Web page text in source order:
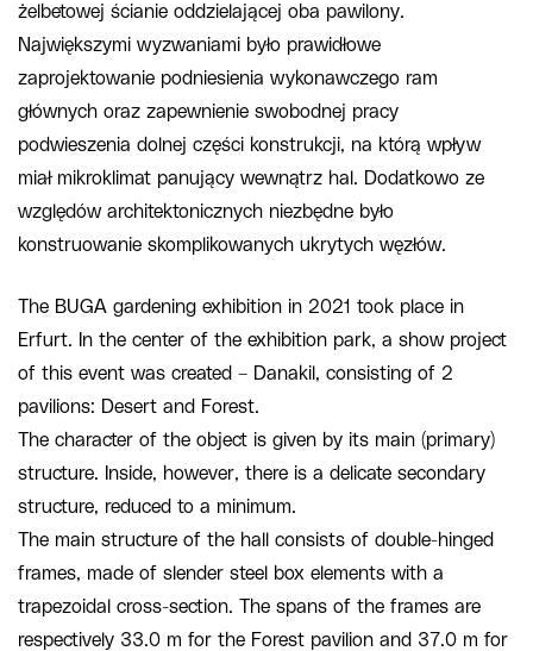
żelbetowej ścianie oddzielającej oba pawilony.
Największymi wyzwaniami było prawidłowe
zaprojektowanie podniesienia wykonawczego ram
głównych oraz zapewnienie swobodnej pracy
podwieszenia dolnej części konstrukcji, na którą wpływ
miał mikroklimat panujący wewnątrz hal. Dodatkowo ze
względów architektonicznych niezbędne było
konstruowanie skomplikowanych ukrytych węzłów.
The BUGA gardening exhibition in 2021 took place in
Erfurt. In the center of the exhibition park, a show project
of this event was created – Danakil, consisting of 2
pavilions: Desert and Forest.
The character of the object is given by its main (primary)
structure. Inside, however, there is a delicate secondary
structure, reduced to a minimum.
The main structure of the hall consists of double-hinged
frames, made of slender steel box elements with a
trapezoidal cross-section. The spans of the frames are
respectively 33.0 m for the Forest pavilion and 37.0 m for